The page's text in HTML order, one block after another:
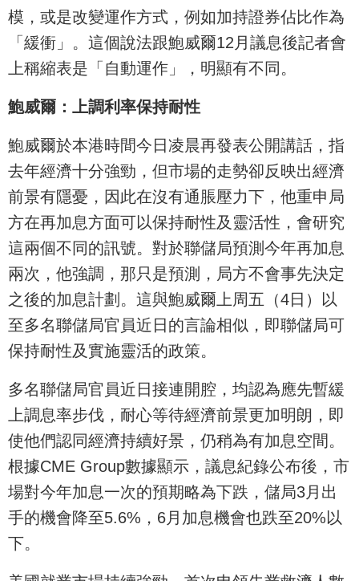
模，或是改變運作方式，例如加持證券佔比作為
「緩衝」。這個說法跟鮑威爾12月議息後記者會
上稱縮表是「自動運作」，明顯有不同。
鮑威爾：上調利率保持耐性
鮑威爾於本港時間今日凌晨再發表公開講話，指
去年經濟十分強勁，但市場的走勢卻反映出經濟
前景有隱憂，因此在沒有通脹壓力下，他重申局
方在再加息方面可以保持耐性及靈活性，會研究
這兩個不同的訊號。對於聯儲局預測今年再加息
兩次，他強調，那只是預測，局方不會事先決定
之後的加息計劃。這與鮑威爾上周五（4日）以
至多名聯儲局官員近日的言論相似，即聯儲局可
保持耐性及實施靈活的政策。
多名聯儲局官員近日接連開腔，均認為應先暫緩
上調息率步伐，耐心等待經濟前景更加明朗，即
使他們認同經濟持續好景，仍稍為有加息空間。
根據CME Group數據顯示，議息紀錄公布後，市
場對今年加息一次的預期略為下跌，儲局3月出
手的機會降至5.6%，6月加息機會也跌至20%以
下。